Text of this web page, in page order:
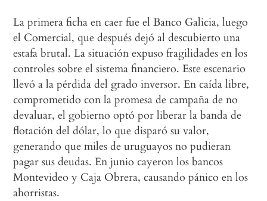
La primera ficha en caer fue el Banco Galicia, luego
el Comercial, que después dejó al descubierto una
estafa brutal. La situación expuso fragilidades en los
controles sobre el sistema financiero. Este escenario
llevó a la pérdida del grado inversor. En caída libre,
comprometido con la promesa de campaña de no
devaluar, el gobierno optó por liberar la banda de
flotación del dólar, lo que disparó su valor,
generando que miles de uruguayos no pudieran
pagar sus deudas. En junio cayeron los bancos
Montevideo y Caja Obrera, causando pánico en los
ahorristas.